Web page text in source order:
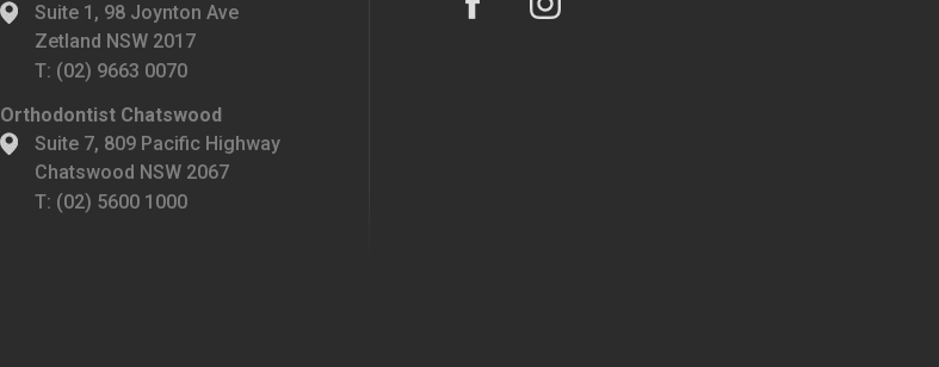
Suite 1, 98 Joynton Ave
Zetland NSW 2017
T: (02) 9663 0070
Orthodontist Chatswood
Suite 7, 809 Pacific Highway
Chatswood NSW 2067
T: (02) 5600 1000